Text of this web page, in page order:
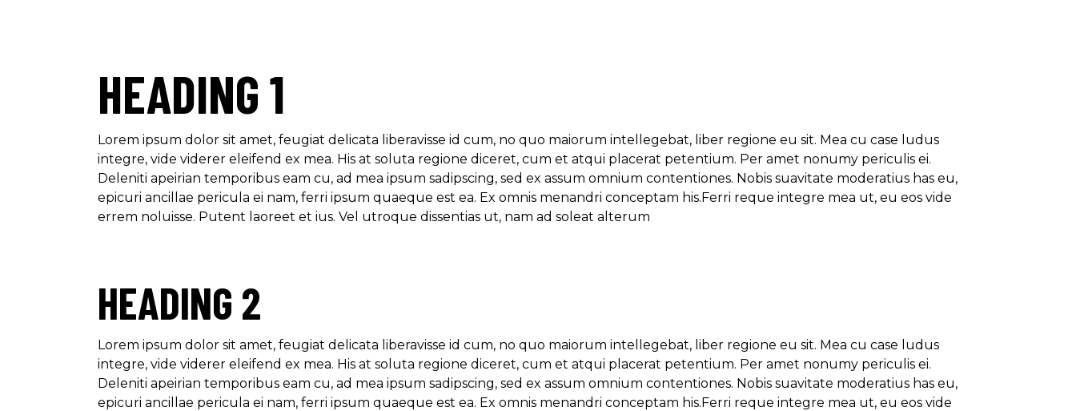
HEADING 1
Lorem ipsum dolor sit amet, feugiat delicata liberavisse id cum, no quo maiorum intellegebat, liber regione eu sit. Mea cu case ludus
integre, vide viderer eleifend ex mea. His at soluta regione diceret, cum et atqui placerat petentium. Per amet nonumy periculis ei.
Deleniti apeirian temporibus eam cu, ad mea ipsum sadipscing, sed ex assum omnium contentiones. Nobis suavitate moderatius has eu,
epicuri ancillae pericula ei nam, ferri ipsum quaeque est ea. Ex omnis menandri conceptam his.Ferri reque integre mea ut, eu eos vide
errem noluisse. Putent laoreet et ius. Vel utroque dissentias ut, nam ad soleat alterum
HEADING 2
Lorem ipsum dolor sit amet, feugiat delicata liberavisse id cum, no quo maiorum intellegebat, liber regione eu sit. Mea cu case ludus
integre, vide viderer eleifend ex mea. His at soluta regione diceret, cum et atqui placerat petentium. Per amet nonumy periculis ei.
Deleniti apeirian temporibus eam cu, ad mea ipsum sadipscing, sed ex assum omnium contentiones. Nobis suavitate moderatius has eu,
epicuri ancillae pericula ei nam, ferri ipsum quaeque est ea. Ex omnis menandri conceptam his.Ferri reque integre mea ut, eu eos vide